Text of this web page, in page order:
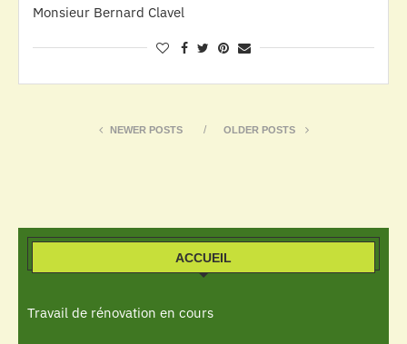
Monsieur Bernard Clavel
NEWER POSTS OLDER POSTS
ACCUEIL
Travail de rénovation en cours